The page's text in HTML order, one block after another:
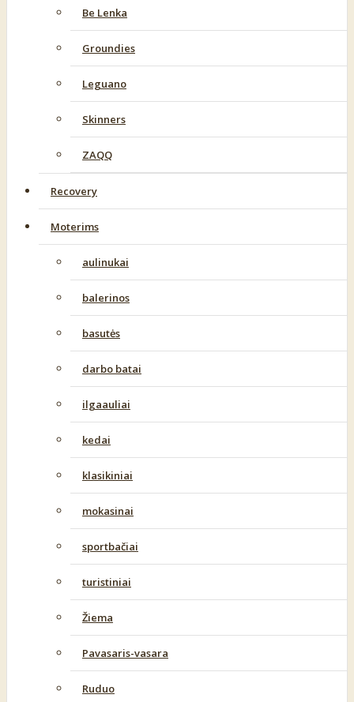
Be Lenka
Groundies
Leguano
Skinners
ZAQQ
Recovery
Moterims
aulinukai
balerinos
basutės
darbo batai
ilgaauliai
kedai
klasikiniai
mokasinai
sportbačiai
turistiniai
Žiema
Pavasaris-vasara
Ruduo